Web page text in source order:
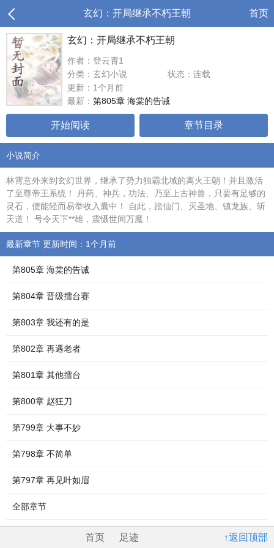
玄幻：开局继承不朽王朝 首页
玄幻：开局继承不朽王朝
作者：登云霄1
分类：玄幻小说
状态：连载
更新：1个月前
最新： 第805章 海棠的告诫
开始阅读 章节目录
小说简介
林霄意外来到玄幻世界，继承了势力独霸北域的离火王朝！并且激活
了至尊帝王系统！ 丹药、神兵，功法、乃至上古神兽，只要有足够的
灵石，便能轻而易举收入囊中！ 自此，踏仙门、灭圣地、镇龙族、斩
天道！ 号令天下**雄，震慑世间万魔！
最新章节 更新时间：1个月前
第805章 海棠的告诫
第804章 晋级擂台赛
第803章 我还有的是
第802章 再遇老者
第801章 其他擂台
第800章 赵狂刀
第799章 大事不妙
第798章 不简单
第797章 再见叶如眉
全部章节
↑返回顶部
首页 足迹